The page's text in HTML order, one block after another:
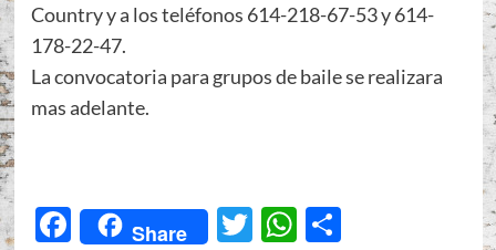
Country y a los teléfonos 614-218-67-53 y 614-
178-22-47.
La convocatoria para grupos de baile se realizara
mas adelante.
Facebook
Share Twitter
WhatsApp
Share